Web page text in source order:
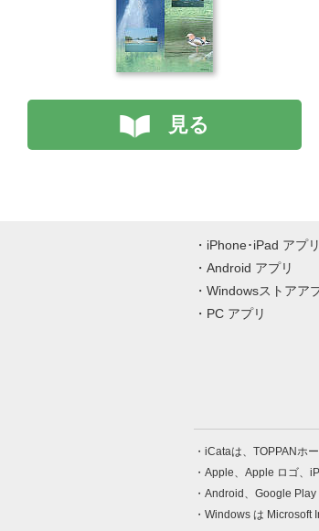
見る
iPhone･iPad アプリ
Android アプリ
Windowsストアア
PC アプリ
iCataは、TOPPANホ
Apple、Apple ロゴ、
Android、Google Play
Windows は Microsoft